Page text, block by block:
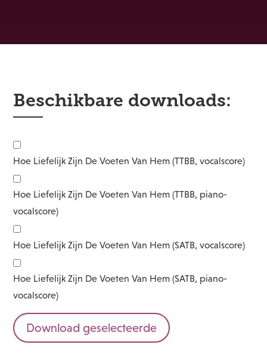
Beschikbare downloads:
Hoe Liefelijk Zijn De Voeten Van Hem (TTBB, vocalscore)
Hoe Liefelijk Zijn De Voeten Van Hem (TTBB, piano-
vocalscore)
Hoe Liefelijk Zijn De Voeten Van Hem (SATB, vocalscore)
Hoe Liefelijk Zijn De Voeten Van Hem (SATB, piano-
vocalscore)
Download geselecteerde